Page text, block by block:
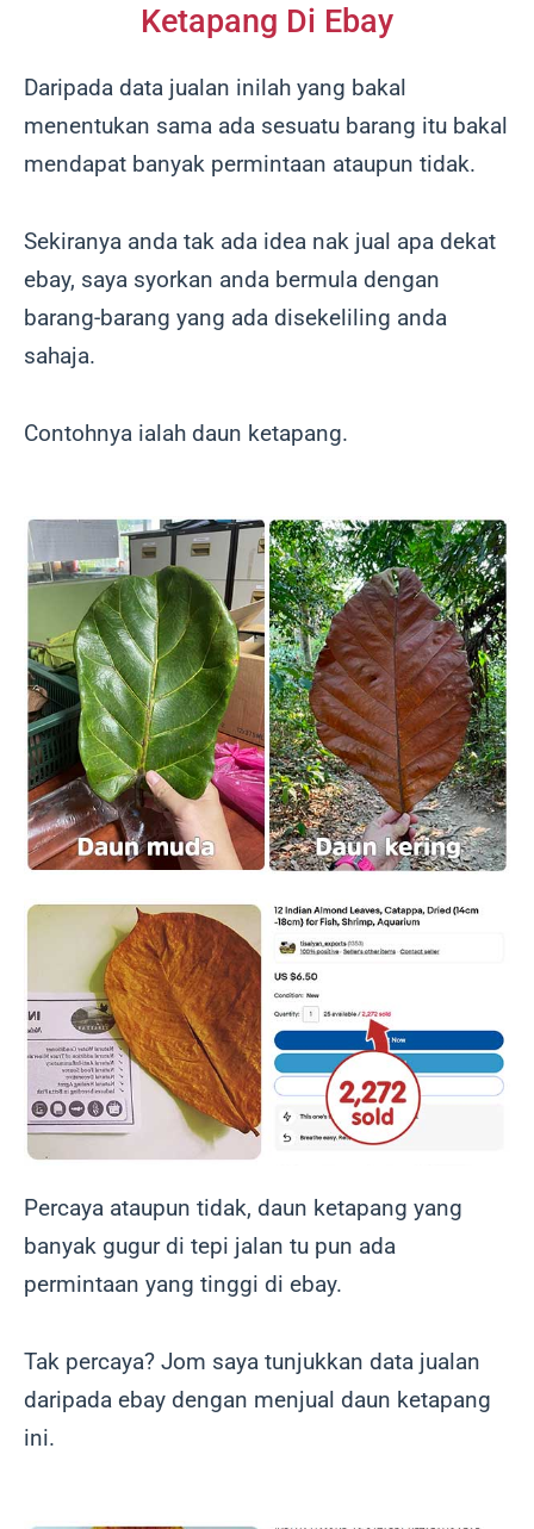
Ketapang Di Ebay
Daripada data jualan inilah yang bakal
menentukan sama ada sesuatu barang itu bakal
mendapat banyak permintaan ataupun tidak.
Sekiranya anda tak ada idea nak jual apa dekat
ebay, saya syorkan anda bermula dengan
barang-barang yang ada disekeliling anda
sahaja.
Contohnya ialah daun ketapang.
Percaya ataupun tidak, daun ketapang yang
banyak gugur di tepi jalan tu pun ada
permintaan yang tinggi di ebay.
Tak percaya? Jom saya tunjukkan data jualan
daripada ebay dengan menjual daun ketapang
ini.